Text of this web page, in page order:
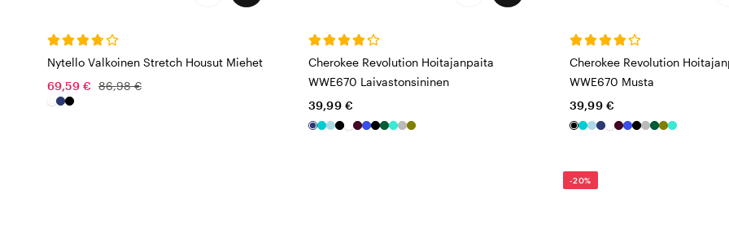
Nytello Valkoinen Stretch Housut Miehet
69,59 € 86,98 €
Cherokee Revolution Hoitajanpaita
WWE670 Laivastonsininen
39,99 €
Cherokee Revolution
WWE670 Musta
39,99 €
-20%